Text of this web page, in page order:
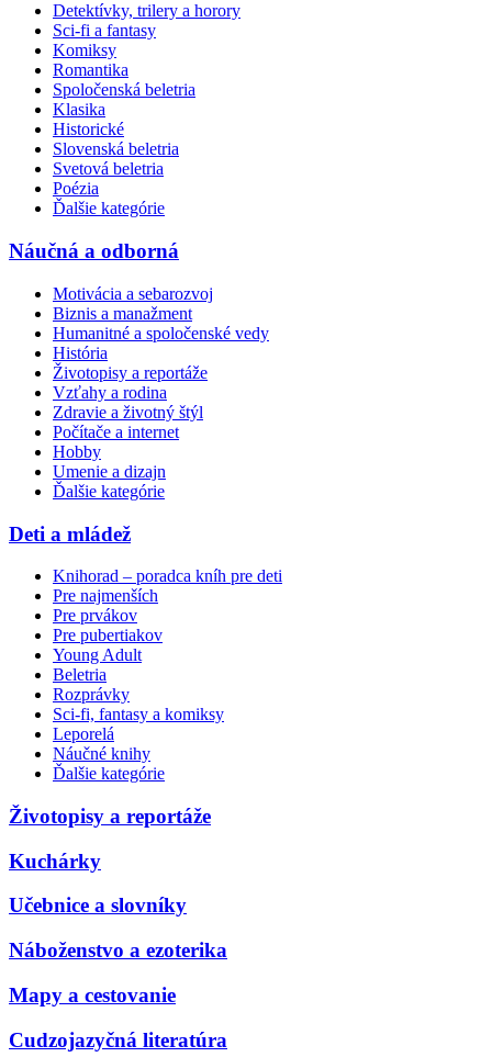
Detektívky, trilery a horory
Sci-fi a fantasy
Komiksy
Romantika
Spoločenská beletria
Klasika
Historické
Slovenská beletria
Svetová beletria
Poézia
Ďalšie kategórie
Náučná a odborná
Motivácia a sebarozvoj
Biznis a manažment
Humanitné a spoločenské vedy
História
Životopisy a reportáže
Vzťahy a rodina
Zdravie a životný štýl
Počítače a internet
Hobby
Umenie a dizajn
Ďalšie kategórie
Deti a mládež
Knihorad – poradca kníh pre deti
Pre najmenších
Pre prvákov
Pre pubertiakov
Young Adult
Beletria
Rozprávky
Sci-fi, fantasy a komiksy
Leporelá
Náučné knihy
Ďalšie kategórie
Životopisy a reportáže
Kuchárky
Učebnice a slovníky
Náboženstvo a ezoterika
Mapy a cestovanie
Cudzojazyčná literatúra